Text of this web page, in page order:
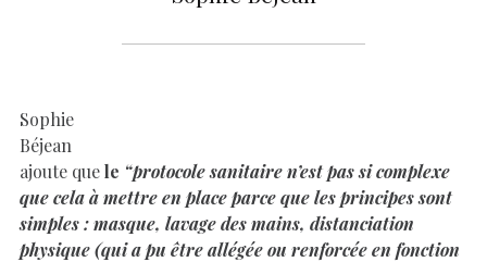
Sophie
Béjean
ajoute quele “protocole sanitaire n’est pas si complexe
que cela à mettre en place parce que les principes sont
simples : masque, lavage des mains, distanciation
physique (qui a pu être allégée ou renforcée en fonction